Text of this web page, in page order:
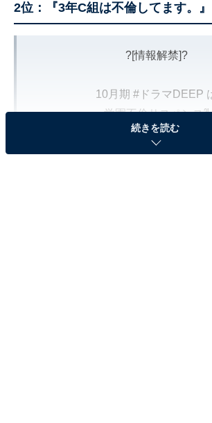
2位：『3年C組は不倫してます。』
?[情報解禁]?
10月期 #ドラマDEEP
学園不倫サスペンス⁈
⋱日本テレビ系連続ドラマ初
続きを読む